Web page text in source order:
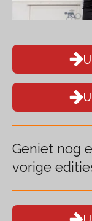
Geniet nog
vorige